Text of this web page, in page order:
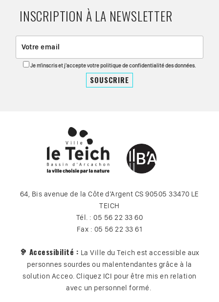
INSCRIPTION À LA NEWSLETTER
Je m'inscris et j'accepte votre politique de confidentialité des données.
64, Bis avenue de la Côte d’Argent CS 90505 33470 LE
TEICH
Tél. : 05 56 22 33 60
Fax : 05 56 22 33 61
🦻 Accessibilité : La Ville du Teich est accessible aux
personnes sourdes ou malentendantes grâce à la
solution Acceo. Cliquez ICI pour être mis en relation
avec un personnel formé.